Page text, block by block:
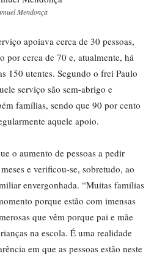
Mendonça
apoiava cerca de 30 pessoas,
por cerca de 70 e, atualmente, há
150 utentes. Segundo o frei Paulo
serviço são sem-abrigo e
famílias, sendo que 90 por cento
aquele apoio.
o aumento de pessoas a pedir
e verificou-se, sobretudo, ao
envergonhada. “Muitas famílias
porque estão com imensas
que vêm porque pai e mãe
na escola. É uma realidade
em que as pessoas estão neste